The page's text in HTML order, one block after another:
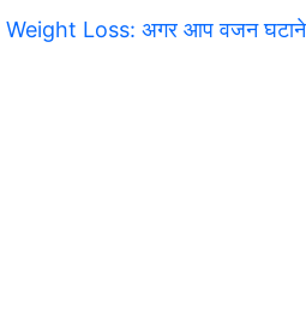
Weight Loss: अगर आप वजन घटाने